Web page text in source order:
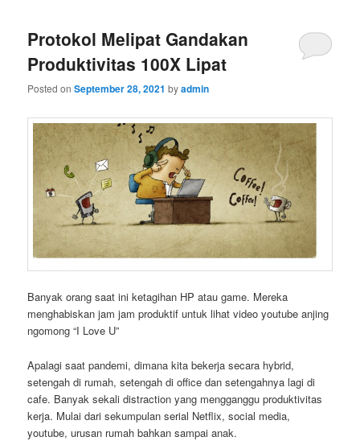
Protokol Melipat Gandakan
Produktivitas 100X Lipat
Posted onSeptember 28, 2021 byadmin
Banyak orang saat ini ketagihan HP atau game. Mereka
menghabiskan jam jam produktif untuk lihat video youtube anjing
ngomong “I Love U”
Apalagi saat pandemi, dimana kita bekerja secara hybrid,
setengah di rumah, setengah di office dan setengahnya lagi di
cafe. Banyak sekali distraction yang mengganggu produktivitas
kerja. Mulai dari sekumpulan serial Netflix, social media,
youtube, urusan rumah bahkan sampai anak.